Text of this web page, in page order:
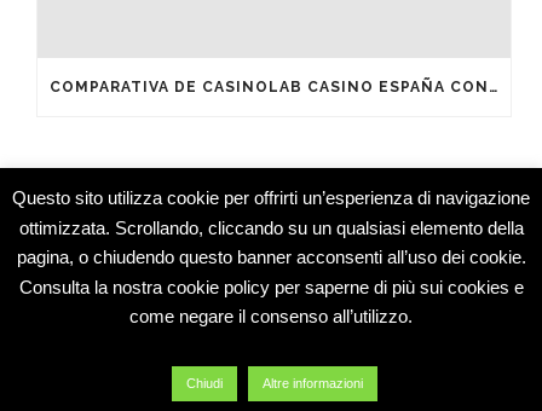
COMPARATIVA DE CASINOLAB CASINO ESPAÑA CON OTROS OPERADORES DEL MERCADO
Studio Medico Montesarchio © 2015 -
Specialisti
Dermatologia e Medicina Estetica
Blog
Contatti
Questo sito utilizza cookie per offrirti un’esperienza di navigazione
ottimizzata. Scrollando, cliccando su un qualsiasi elemento della
pagina, o chiudendo questo banner acconsenti all’uso dei cookie.
Consulta la nostra cookie policy per saperne di più sui cookies e
come negare il consenso all’utilizzo.
Chiudi Altre informazioni